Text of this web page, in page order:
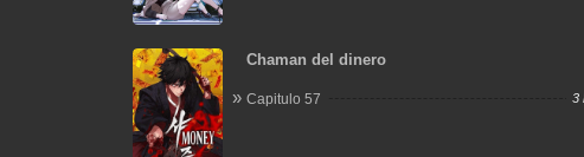
Chaman del dinero
Capitulo 57 3